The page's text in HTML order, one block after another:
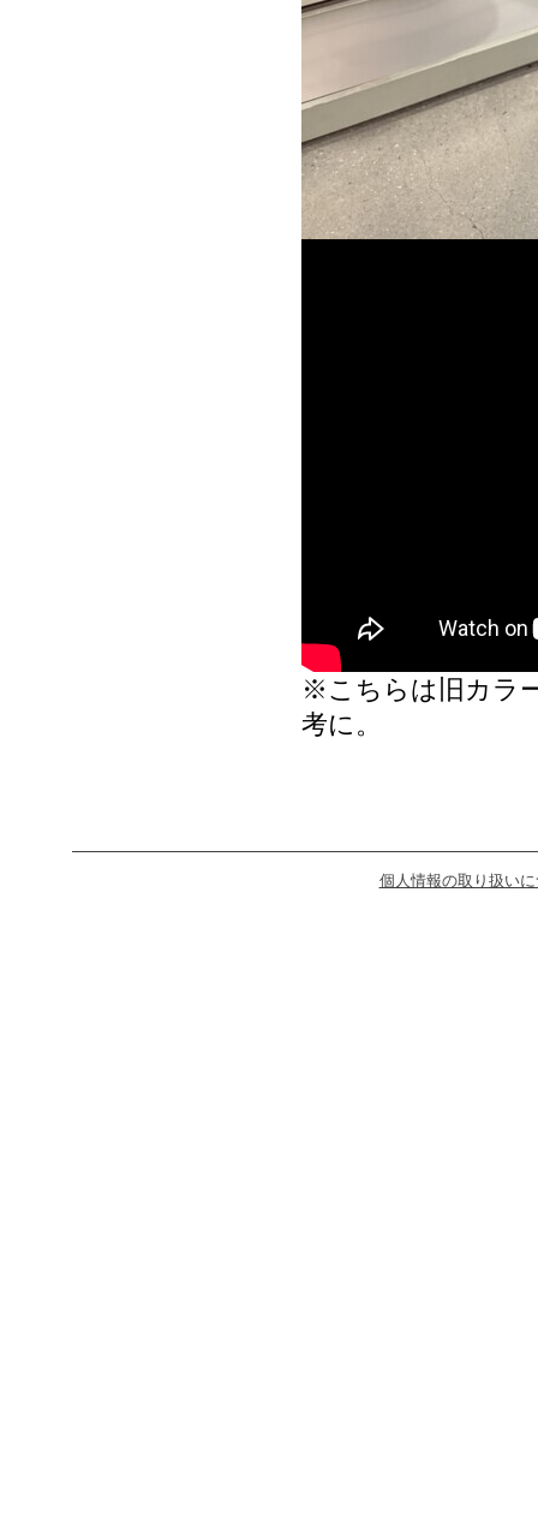
※こちらは旧カラ
考に。
個人情報の取り扱い